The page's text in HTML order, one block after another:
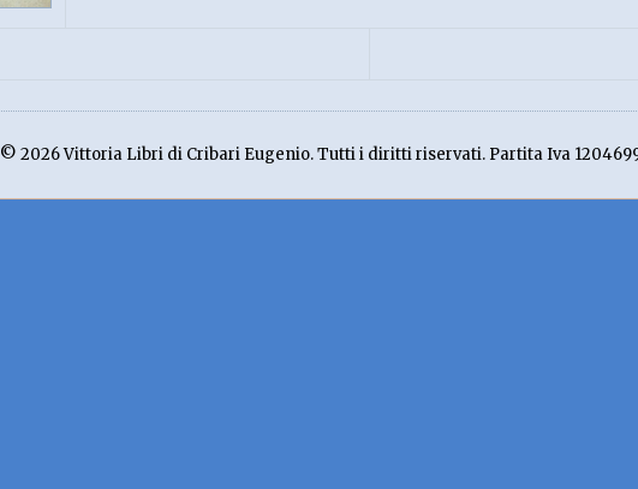
© 2026 Vittoria Libri di Cribari Eugenio. Tutti i diritti riservati. Partita Iva